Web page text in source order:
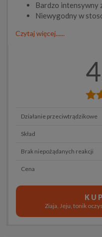
Bardzo intensywny
Niewygodny w
Czytaj więcej......
Działanie przeciwtrądzikowe
Skład
Brak niepożądanych reakcji
Cena
Ziaja, Jeju, tonik